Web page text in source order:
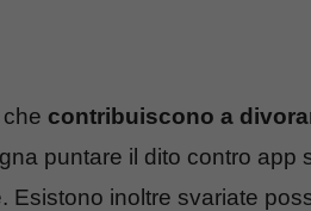
contribuiscono a
puntare il dito contro app
Esistono inoltre svariate